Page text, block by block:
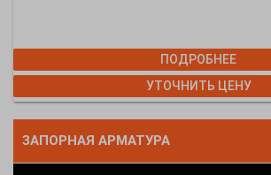
ПОДРОБНЕЕ
УТОЧНИТЬ ЦЕНУ
ЗАПОРНАЯ АРМАТУРА